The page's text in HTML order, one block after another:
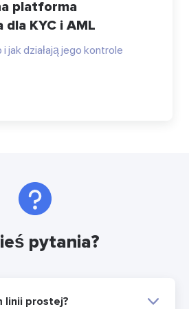
platforma
KYC i AML
jak działają jego kontrole
pytania?
linii prostej?